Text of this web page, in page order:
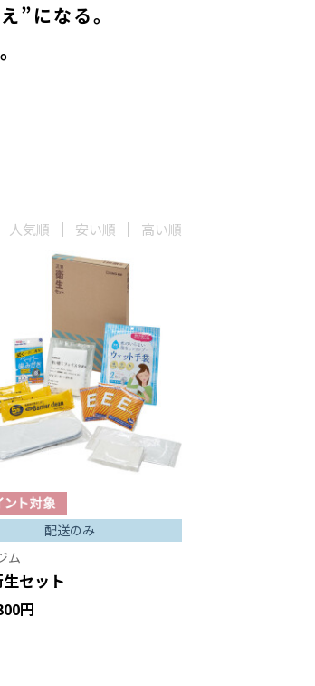
”になる。
人気順 安い順 高い順
配送のみ
ム
セット
円